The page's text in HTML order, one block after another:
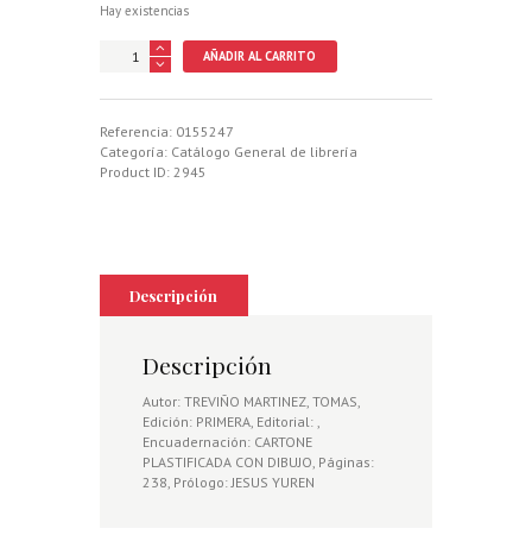
Hay existencias
RELATOS
TERCERO
cantidad
AÑADIR AL CARRITO
Referencia: 0155247
Categoría: Catálogo General de librería
Product ID: 2945
Descripción
Descripción
Autor: TREVIÑO MARTINEZ, TOMAS,
Edición: PRIMERA, Editorial: ,
Encuadernación: CARTONE
PLASTIFICADA CON DIBUJO, Páginas:
238, Prólogo: JESUS YUREN